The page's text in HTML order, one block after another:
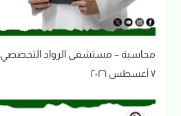
محاسبة – مستشفى الرواد التخصصي
٧ أغسطس ٢٠٢٦